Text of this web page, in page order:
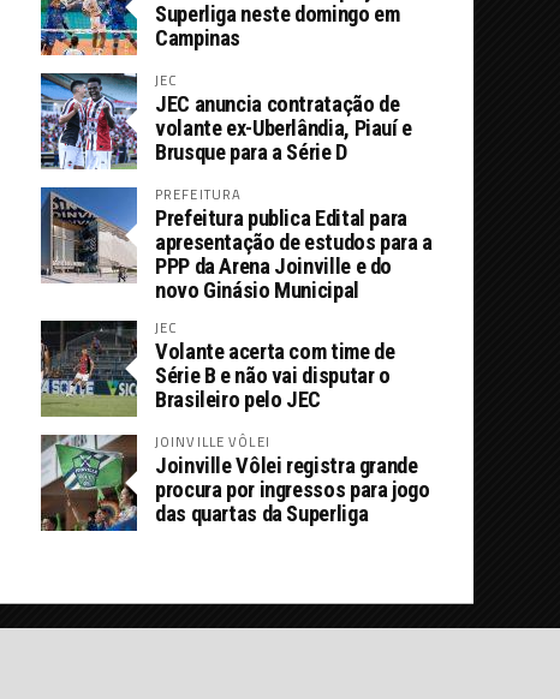
Superliga neste domingo em
Campinas
JEC
JEC anuncia contratação de
volante ex-Uberlândia, Piauí e
Brusque para a Série D
PREFEITURA
Prefeitura publica Edital para
apresentação de estudos para a
PPP da Arena Joinville e do
novo Ginásio Municipal
JEC
Volante acerta com time de
Série B e não vai disputar o
Brasileiro pelo JEC
JOINVILLE VÔLEI
Joinville Vôlei registra grande
procura por ingressos para jogo
das quartas da Superliga